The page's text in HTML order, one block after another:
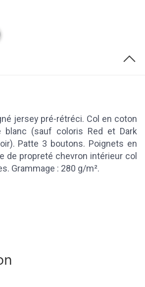
jersey pré-rétréci. Col en coton
blanc (sauf coloris Red et Dark
Patte 3 boutons. Poignets en
de propreté chevron intérieur col
Grammage : 280 g/m².